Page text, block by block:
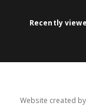
Recently
Website created